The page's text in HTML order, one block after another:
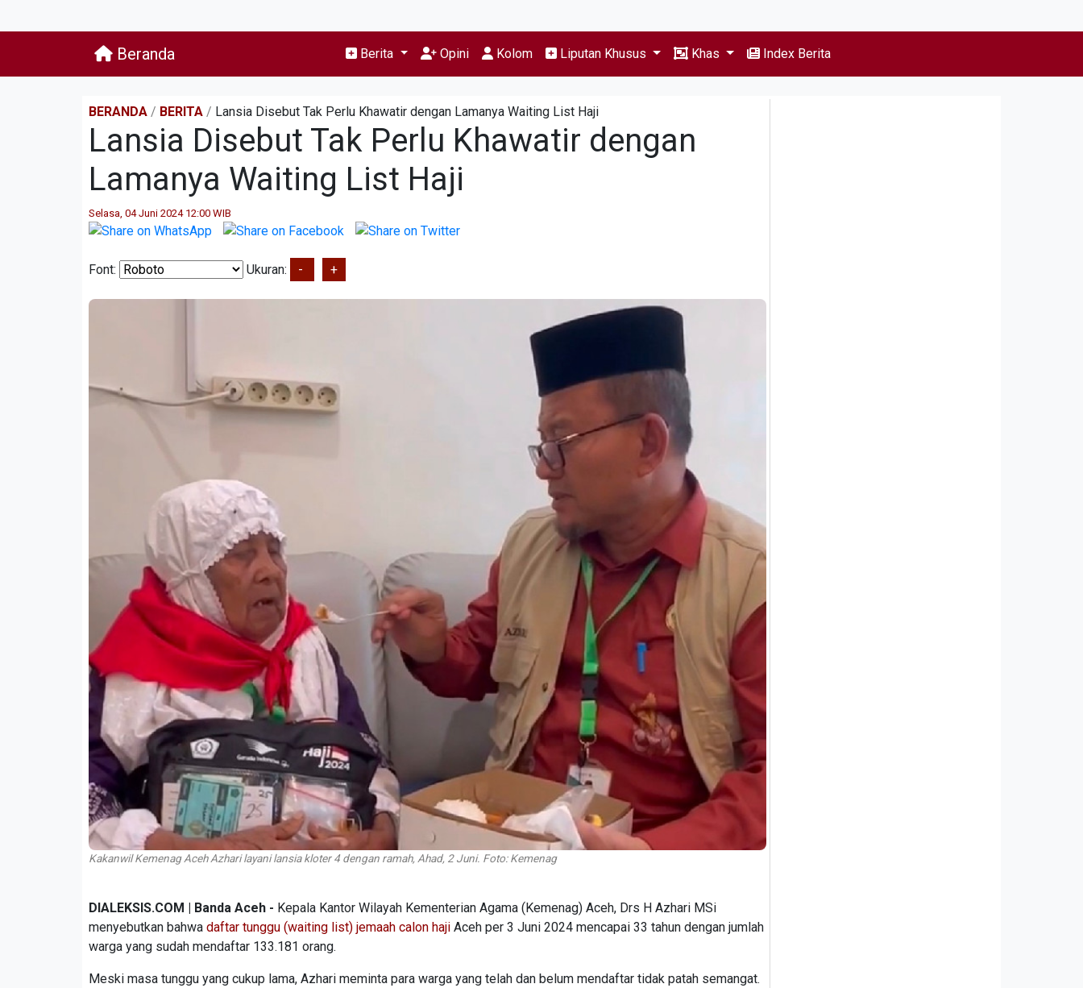
Beranda Berita Opini Kolom Liputan Khusus Khas Index Berita
BERANDA / BERITA / Lansia Disebut Tak Perlu Khawatir dengan Lamanya Waiting List Haji
Lansia Disebut Tak Perlu Khawatir dengan
Lamanya Waiting List Haji
Selasa, 04 Juni 2024 12:00 WIB
Font: Ukuran: - +
Kakanwil Kemenag Aceh Azhari layani lansia kloter 4 dengan ramah, Ahad, 2 Juni. Foto: Kemenag
DIALEKSIS.COM | Banda Aceh - Kepala Kantor Wilayah Kementerian Agama (Kemenag) Aceh, Drs H Azhari MSi
menyebutkan bahwa daftar tunggu (waiting list) jemaah calon haji Aceh per 3 Juni 2024 mencapai 33 tahun dengan jumlah
warga yang sudah mendaftar 133.181 orang.
Meski masa tunggu yang cukup lama, Azhari meminta para warga yang telah dan belum mendaftar tidak patah semangat.